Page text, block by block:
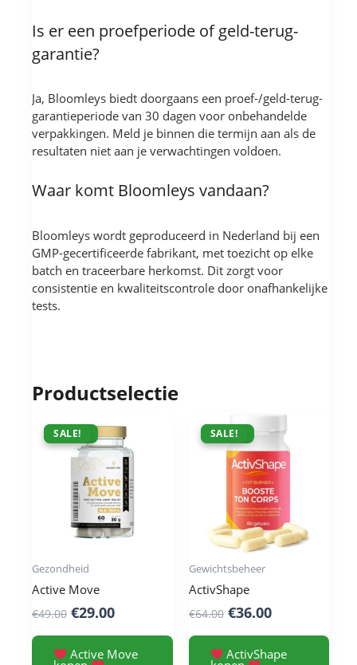
Is er een proefperiode of geld-terug-
garantie?
Ja, Bloomleys biedt doorgaans een proef-/geld-terug-
garantieperiode van 30 dagen voor onbehandelde
verpakkingen. Meld je binnen die termijn aan als de
resultaten niet aan je verwachtingen voldoen.
Waar komt Bloomleys vandaan?
Bloomleys wordt geproduceerd in Nederland bij een
GMP-gecertificeerde fabrikant, met toezicht op elke
batch en traceerbare herkomst. Dit zorgt voor
consistentie en kwaliteitscontrole door onafhankelijke
tests.
Productselectie
ACTIE !
SALE!
Gezondheid
Active Move
€49.00 Original
was:
€29.00Current
is:
Active Move
ACTIE !
SALE!
Gewichtsbeheer
ActivShape
€64.00 Original
was:
€36.00Current
is:
ActivShape